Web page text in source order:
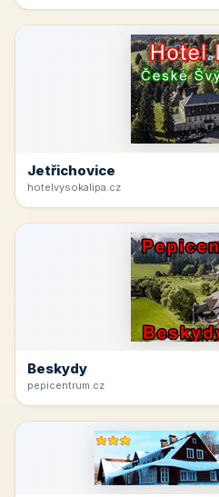
Jetřichovice
hotelvysokalipa.cz
Beskydy
pepicentrum.cz